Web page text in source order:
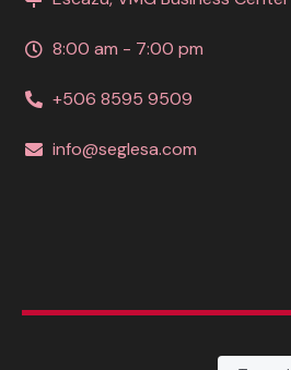
8:00 am - 7:00 pm
+506 8595 9509
info@seglesa.com